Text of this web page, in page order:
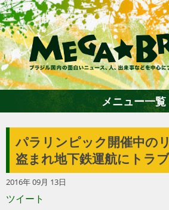
ホーム
メニュー一覧
パラリンピック開催中の
盗まれ地下鉄運航にトラ
2016年 09月 13日
ツイート